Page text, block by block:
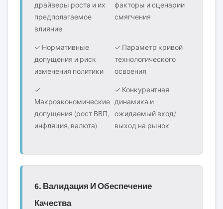
драйверы роста и их
предполагаемое
влияние
факторы и сценарии
смягчения
✓ Нормативные
допущения и риск
изменения политики
✓ Параметр кривой
технологического
освоения
✓
Макроэкономические
допущения (рост ВВП,
инфляция, валюта)
✓ Конкурентная
динамика и
ожидаемый вход/
выход на рынок
6. Валидация И Обеспечение
Качества